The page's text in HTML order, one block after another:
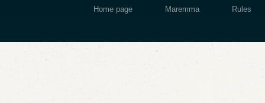
Home page Maremma Rules